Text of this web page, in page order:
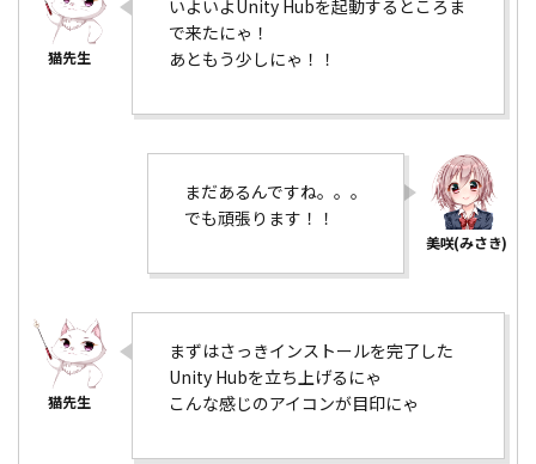
いよいよUnity Hubを起動するところま
で来たにゃ！
あともう少しにゃ！！
まだあるんですね。。。
でも頑張ります！！
まずはさっきインストールを完了した
Unity Hubを立ち上げるにゃ
こんな感じのアイコンが目印にゃ